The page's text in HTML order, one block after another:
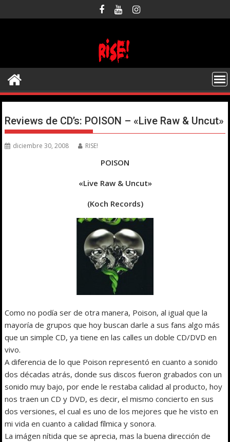
al
Reviews de CD’s: POISON – «Live Raw & Uncut»
diciembre 30, 2008 RISE!
POISON
«Live Raw & Uncut»
(Koch Records)
Como no podía ser de otra manera, Poison, al igual que la
mayoría de grupos que hoy buscan darle a sus fans algo más
que un simple CD, ya tiene en las calles un doble CD/DVD en
vivo.
A diferencia de lo que Poison representó en cuanto a sonido
dos décadas atrás, donde sus discos fueron grabados con un
sonido muy bajo, por ende le restaba calidad al producto, hoy
nos traen un CD y DVD, es decir, el mismo concierto en sus
dos versiones, el cual es uno de los mejores que he visto en
mi vida en cuanto a calidad fílmica y sonora.
La imágen nítida que se aprecia, mas la buena dirección de